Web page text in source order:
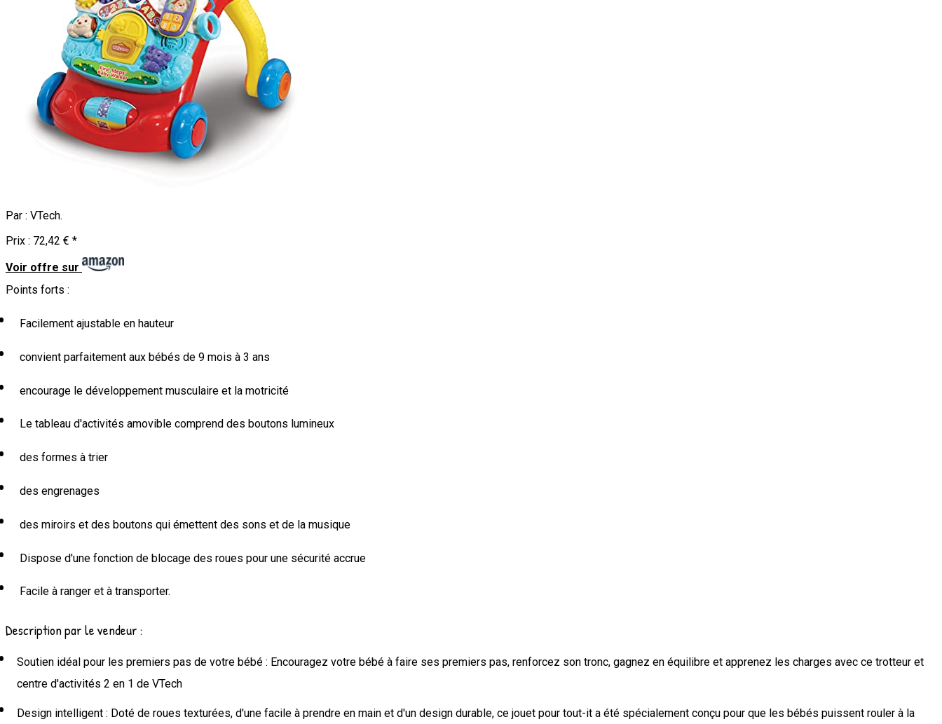
Par : VTech.
Prix : 72,42 € *
Voir offre sur
Points forts :
Facilement ajustable en hauteur
convient parfaitement aux bébés de 9 mois à 3 ans
encourage le développement musculaire et la motricité
Le tableau d'activités amovible comprend des boutons lumineux
des formes à trier
des engrenages
des miroirs et des boutons qui émettent des sons et de la musique
Dispose d'une fonction de blocage des roues pour une sécurité accrue
Facile à ranger et à transporter.
Description par le vendeur :
Soutien idéal pour les premiers pas de votre bébé : Encouragez votre bébé à faire ses premiers pas, renforcez son tronc, gagnez en équilibre et apprenez les charges avec ce trotteur et
centre d'activités 2 en 1 de VTech
Design intelligent : Doté de roues texturées, d'une facile à prendre en main et d'un design durable, ce jouet pour tout-it a été spécialement conçu pour que les bébés puissent rouler à la